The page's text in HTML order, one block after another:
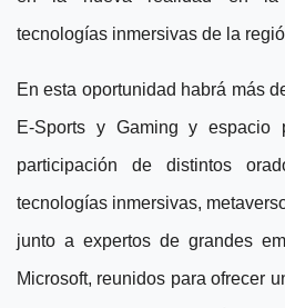
tecnologías inmersivas de la
En esta oportunidad habrá más
E-Sports y Gaming y espacio
participación de distintos
tecnologías inmersivas,
junto a expertos de grandes
Microsoft, reunidos para ofrecer